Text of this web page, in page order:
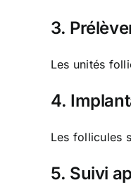
3.
Les unités
4.
Les follicules
5. Suivi